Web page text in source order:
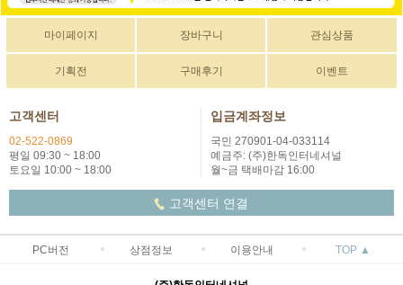
마이페이지 장바구니 관심상품
기획전 구매후기 이벤트
고객센터
02-522-0869
평일 09:30 ~ 18:00
토요일 10:00 ~ 18:00
입금계좌정보
국민 270901-04-033114
예금주: (주)한독인터네셔널
월~금 택배마감 16:00
고객센터 연결
PC버전 상점정보 이용안내 TOP ▲